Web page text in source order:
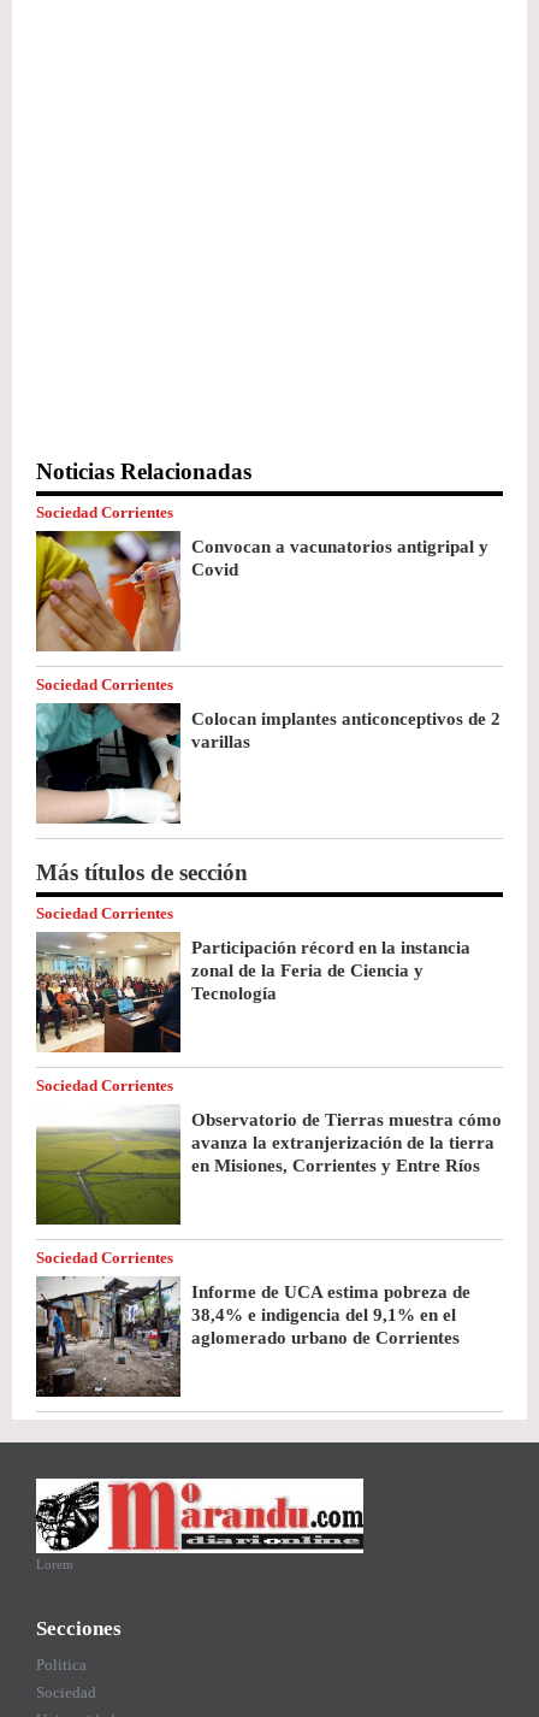
Noticias Relacionadas
Sociedad Corrientes
Convocan a vacunatorios antigripal y
Covid
Sociedad Corrientes
Colocan implantes anticonceptivos de 2
varillas
Más títulos de sección
Sociedad Corrientes
Participación récord en la instancia
zonal de la Feria de Ciencia y
Tecnología
Sociedad Corrientes
Observatorio de Tierras muestra cómo
avanza la extranjerización de la tierra
en Misiones, Corrientes y Entre Ríos
Sociedad Corrientes
Informe de UCA estima pobreza de
38,4% e indigencia del 9,1% en el
aglomerado urbano de Corrientes
Lorem
Secciones
Politica
Sociedad